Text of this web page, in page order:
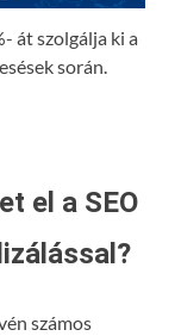
át szolgálja ki a
során.
el a SEO
számos